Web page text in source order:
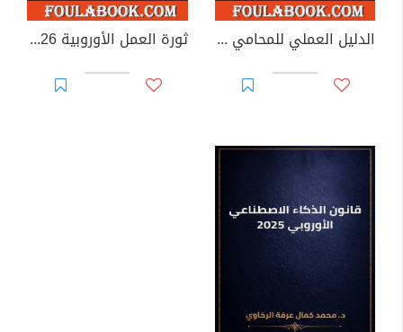
الدليل العملي للمحامي في القانون في إطار البيولوجي والكيميائي والفيزيائي ثورة العمل الأوروبية 2026 الدستور الذهبي الجديد لعلاقات العمل العالمية